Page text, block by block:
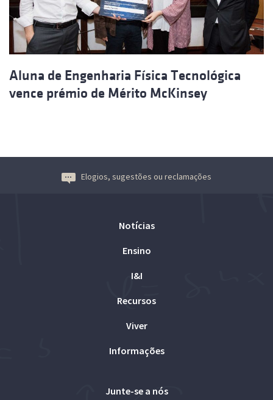
Aluna de Engenharia Física Tecnológica
vence prémio de Mérito McKinsey
Elogios, sugestões ou reclamações
Notícias
Ensino
I&I
Recursos
Viver
Informações
Junte-se a nós